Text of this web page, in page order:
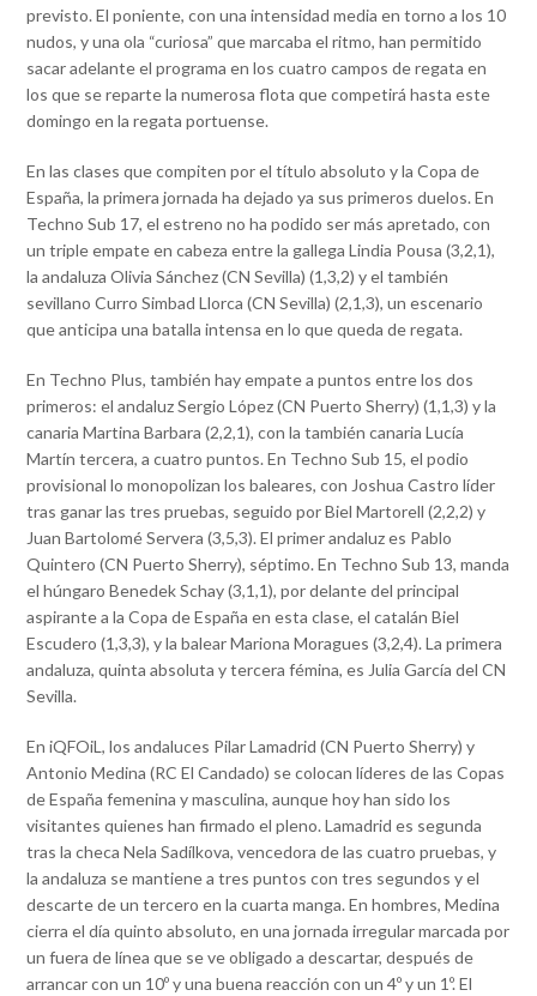
previsto. El poniente, con una intensidad media en torno a los 10
nudos, y una ola “curiosa” que marcaba el ritmo, han permitido
sacar adelante el programa en los cuatro campos de regata en
los que se reparte la numerosa flota que competirá hasta este
domingo en la regata portuense.
En las clases que compiten por el título absoluto y la Copa de
España, la primera jornada ha dejado ya sus primeros duelos. En
Techno Sub 17, el estreno no ha podido ser más apretado, con
un triple empate en cabeza entre la gallega Lindia Pousa (3,2,1),
la andaluza Olivia Sánchez (CN Sevilla) (1,3,2) y el también
sevillano Curro Simbad Llorca (CN Sevilla) (2,1,3), un escenario
que anticipa una batalla intensa en lo que queda de regata.
En Techno Plus, también hay empate a puntos entre los dos
primeros: el andaluz Sergio López (CN Puerto Sherry) (1,1,3) y la
canaria Martina Barbara (2,2,1), con la también canaria Lucía
Martín tercera, a cuatro puntos. En Techno Sub 15, el podio
provisional lo monopolizan los baleares, con Joshua Castro líder
tras ganar las tres pruebas, seguido por Biel Martorell (2,2,2) y
Juan Bartolomé Servera (3,5,3). El primer andaluz es Pablo
Quintero (CN Puerto Sherry), séptimo. En Techno Sub 13, manda
el húngaro Benedek Schay (3,1,1), por delante del principal
aspirante a la Copa de España en esta clase, el catalán Biel
Escudero (1,3,3), y la balear Mariona Moragues (3,2,4). La primera
andaluza, quinta absoluta y tercera fémina, es Julia García del CN
Sevilla.
En iQFOiL, los andaluces Pilar Lamadrid (CN Puerto Sherry) y
Antonio Medina (RC El Candado) se colocan líderes de las Copas
de España femenina y masculina, aunque hoy han sido los
visitantes quienes han firmado el pleno. Lamadrid es segunda
tras la checa Nela Sadílkova, vencedora de las cuatro pruebas, y
la andaluza se mantiene a tres puntos con tres segundos y el
descarte de un tercero en la cuarta manga. En hombres, Medina
cierra el día quinto absoluto, en una jornada irregular marcada por
un fuera de línea que se ve obligado a descartar, después de
arrancar con un 10º y una buena reacción con un 4º y un 1º. El